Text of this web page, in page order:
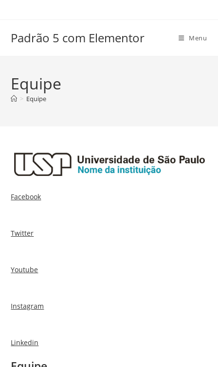
conteúdo
Padrão 5 com Elementor Menu
Equipe
> Equipe
Facebook
Twitter
Youtube
Instagram
Linkedin